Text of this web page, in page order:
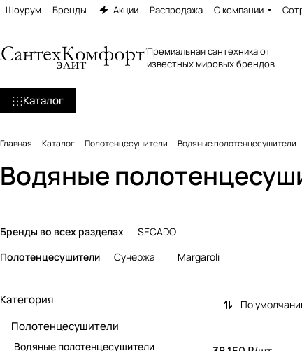
Шоурум Бренды Акции Распродажа О компании
Премиальная сантехника от
известных мировых брендов
Каталог
Главная Каталог Полотенцесушители Водяные полотенцесушители
Водяные
Бренды во всех разделах
SECADO
Полотенцесушители
Сунержа Margaroli
По
Категория
Полотенцесушители
Водяные полотенцесушители